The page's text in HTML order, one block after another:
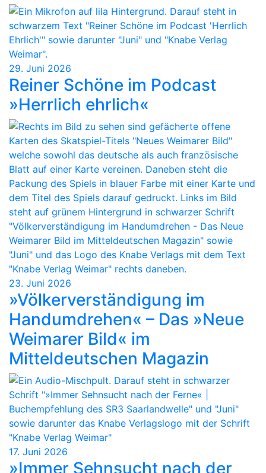
29. Juni 2026
Reiner Schöne im Podcast
»Herrlich ehrlich«
23. Juni 2026
»Völkerverständigung im
Handumdrehen« – Das »Neue
Weimarer Bild« im
Mitteldeutschen Magazin
17. Juni 2026
»Immer Sehnsucht nach der